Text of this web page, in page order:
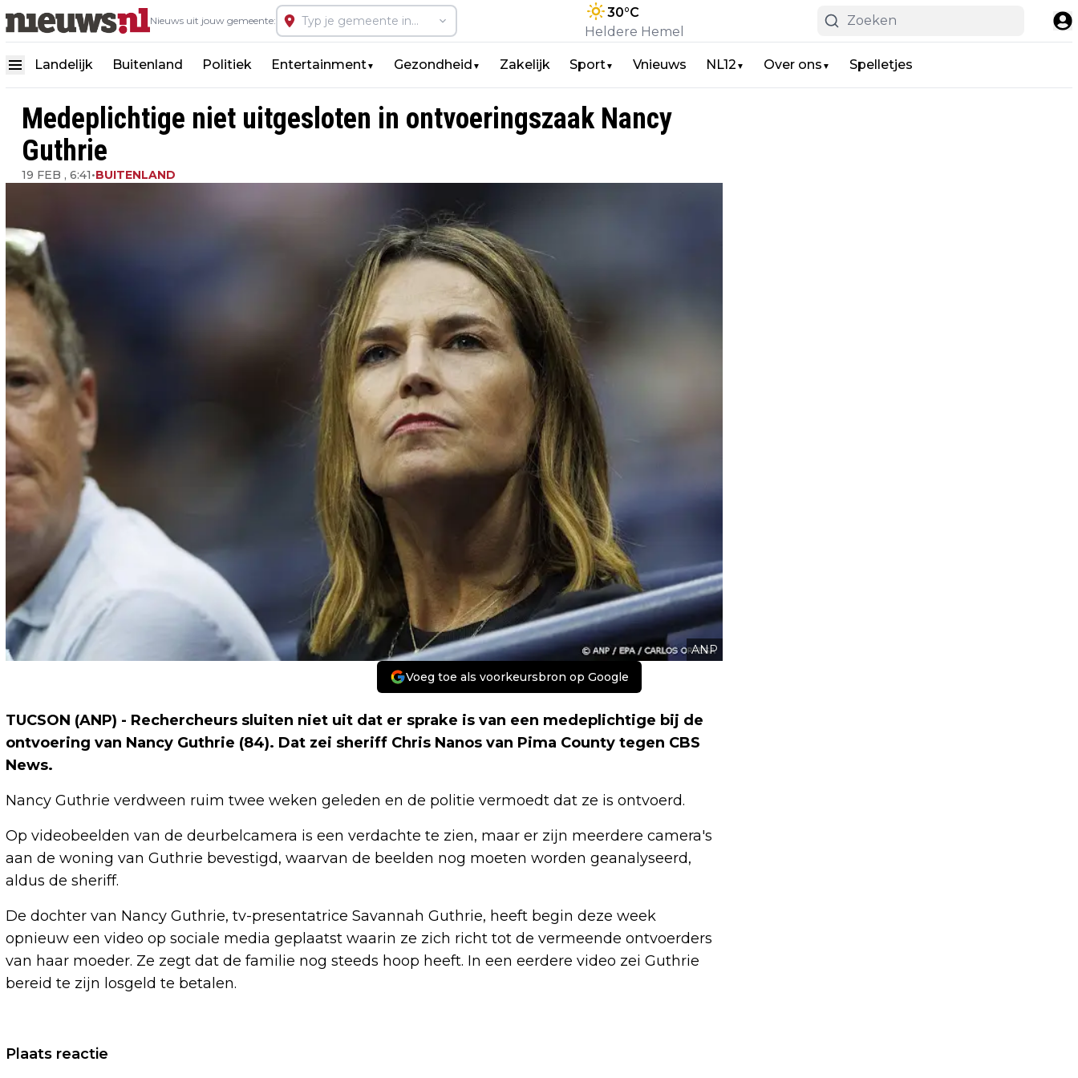
Nieuws uit jouw gemeente:
30°C
Heldere Hemel
Landelijk Buitenland Politiek Entertainment▼ Gezondheid ▼ Zakelijk Sport▼ Vnieuws NL12 ▼ Over ons ▼ Spelletjes
Medeplichtige niet uitgesloten in ontvoeringszaak Nancy
Guthrie
19 FEB , 6:41•BUITENLAND
ANP
Voeg toe als voorkeursbron op Google
TUCSON (ANP) - Rechercheurs sluiten niet uit dat er sprake is van een medeplichtige bij de
ontvoering van Nancy Guthrie (84). Dat zei sheriff Chris Nanos van Pima County tegen CBS
News.
Nancy Guthrie verdween ruim twee weken geleden en de politie vermoedt dat ze is ontvoerd.
Op videobeelden van de deurbelcamera is een verdachte te zien, maar er zijn meerdere camera's
aan de woning van Guthrie bevestigd, waarvan de beelden nog moeten worden geanalyseerd,
aldus de sheriff.
De dochter van Nancy Guthrie, tv-presentatrice Savannah Guthrie, heeft begin deze week
opnieuw een video op sociale media geplaatst waarin ze zich richt tot de vermeende ontvoerders
van haar moeder. Ze zegt dat de familie nog steeds hoop heeft. In een eerdere video zei Guthrie
bereid te zijn losgeld te betalen.
Vorig artikel
Plaats reactie